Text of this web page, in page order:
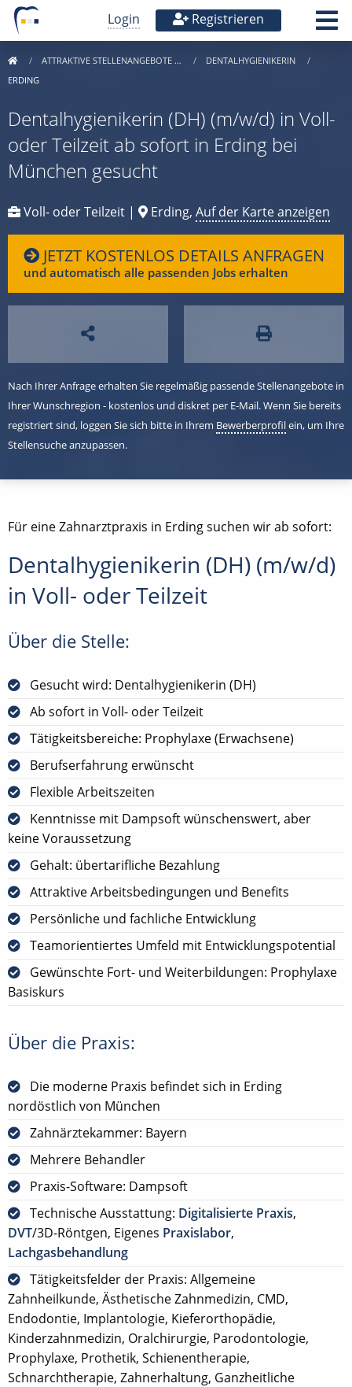
Login Registrieren
ATTRAKTIVE STELLENANGEBOTE …
DENTALHYGIENIKERIN
ERDING
Dentalhygienikerin (DH) (m/w/d) in Voll-
oder Teilzeit ab sofort in Erding bei
München gesucht
Voll- oder Teilzeit | Erding, Auf der Karte anzeigen
JETZT KOSTENLOS DETAILS ANFRAGEN
und automatisch alle passenden Jobs erhalten
Nach Ihrer Anfrage erhalten Sie regelmäßig passende Stellenangebote in
Ihrer Wunschregion - kostenlos und diskret per E-Mail. Wenn Sie bereits
registriert sind, loggen Sie sich bitte in Ihrem Bewerberprofilein, um Ihre
Stellensuche anzupassen.
Für eine Zahnarztpraxis in Erding suchen wir ab sofort:
Dentalhygienikerin (DH) (m/w/d)
in Voll- oder Teilzeit
Über die Stelle:
Gesucht wird: Dentalhygienikerin (DH)
Ab sofort in Voll- oder Teilzeit
Tätigkeitsbereiche: Prophylaxe (Erwachsene)
Berufserfahrung erwünscht
Flexible Arbeitszeiten
Kenntnisse mit Dampsoft wünschenswert, aber
keine Voraussetzung
Gehalt: übertarifliche Bezahlung
Attraktive Arbeitsbedingungen und Benefits
Persönliche und fachliche Entwicklung
Teamorientiertes Umfeld mit Entwicklungspotential
Gewünschte Fort- und Weiterbildungen: Prophylaxe
Basiskurs
Über die Praxis:
Die moderne Praxis befindet sich in Erding
nordöstlich von München
Zahnärztekammer: Bayern
Mehrere Behandler
Praxis-Software: Dampsoft
Technische Ausstattung: Digitalisierte Praxis,
DVT/3D-Röntgen, Eigenes Praxislabor,
Lachgasbehandlung
Tätigkeitsfelder der Praxis: Allgemeine
Zahnheilkunde, Ästhetische Zahnmedizin, CMD,
Endodontie, Implantologie, Kieferorthopädie,
Kinderzahnmedizin, Oralchirurgie, Parodontologie,
Prophylaxe, Prothetik, Schienentherapie,
Schnarchtherapie, Zahnerhaltung, Ganzheitliche